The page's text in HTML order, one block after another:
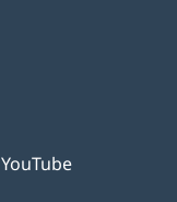
YouTube